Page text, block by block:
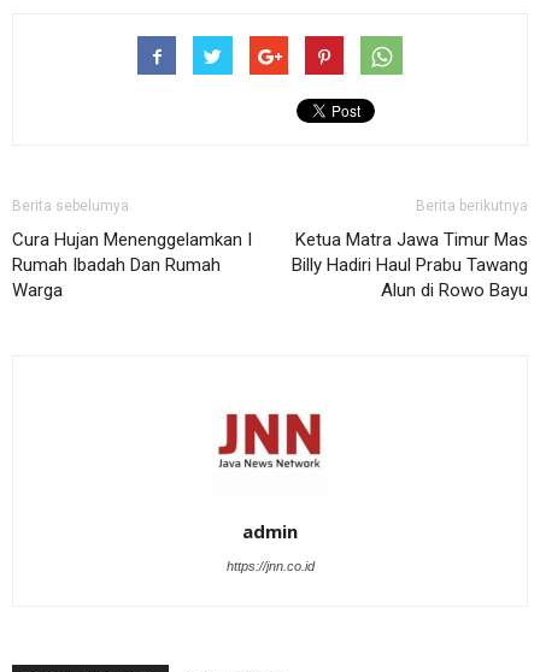
Berita sebelumya
Cura Hujan Menenggelamkan I
Rumah Ibadah Dan Rumah
Warga
Berita berikutnya
Ketua Matra Jawa Timur Mas
Billy Hadiri Haul Prabu Tawang
Alun di Rowo Bayu
admin
https://jnn.co.id